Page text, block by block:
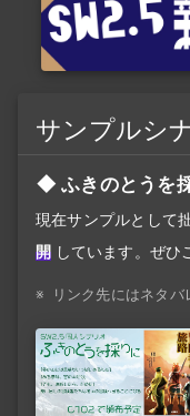
サンプルシ
ふきのとうを
現在サンプルとして
開 しています。ぜひ
※ リンク先にはネタバ